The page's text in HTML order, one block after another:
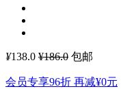
¥138.0 ¥186.0 包邮
会员专享96折 再减¥0元